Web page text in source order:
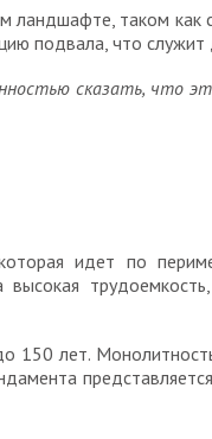
ландшафте, таком как
подвала, что
сказать, что
идет по
150 лет.